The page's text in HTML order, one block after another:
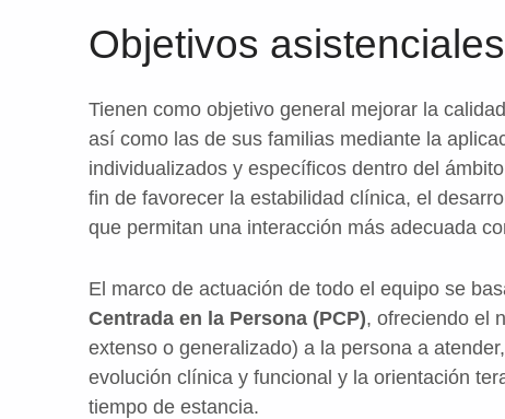
Objetivos asistenciales
Tienen como objetivo general mejorar la
así como las de sus familias mediante la
individualizados y específicos dentro del
fin de favorecer la estabilidad clínica, el
que permitan una interacción más adecuada
El marco de actuación de todo el equipo se
Centrada en la Persona (PCP), ofreciendo el
extenso o generalizado) a la persona a
evolución clínica y funcional y la orientación
tiempo de estancia.